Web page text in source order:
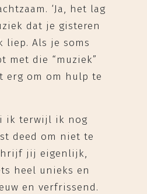
‘Ja, het lag
dat je gisteren
liep. Als je soms
met die “muziek”
erg om om hulp te
ik terwijl ik nog
deed om niet te
jij eigenlijk,
heel unieks en
en verfrissend.